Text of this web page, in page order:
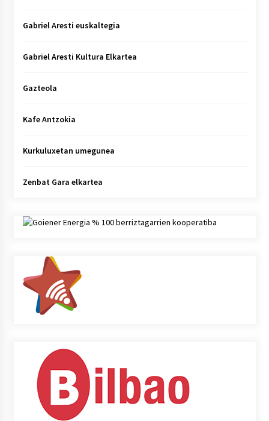
Gabriel Aresti euskaltegia
Gabriel Aresti Kultura Elkartea
Gazteola
Kafe Antzokia
Kurkuluxetan umegunea
Zenbat Gara elkartea